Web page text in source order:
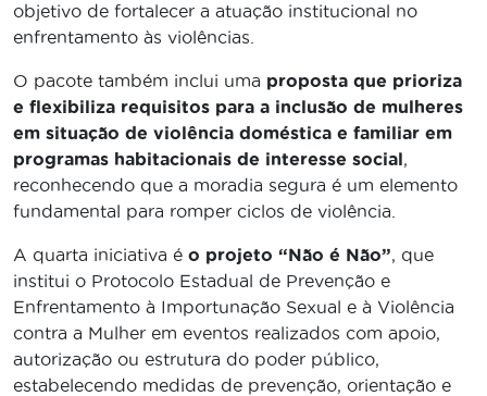
objetivo de fortalecer a atuação institucional no
enfrentamento às violências.
O pacote também inclui uma proposta que prioriza
e flexibiliza requisitos para a inclusão de mulheres
em situação de violência doméstica e familiar em
programas habitacionais de interesse social,
reconhecendo que a moradia segura é um elemento
fundamental para romper ciclos de violência.
A quarta iniciativa é o projeto “Não é Não”, que
institui o Protocolo Estadual de Prevenção e
Enfrentamento à Importunação Sexual e à Violência
contra a Mulher em eventos realizados com apoio,
autorização ou estrutura do poder público,
estabelecendo medidas de prevenção, orientação e